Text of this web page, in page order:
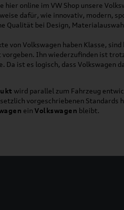
online im VW Shop unsere
dafür, wie innovativ, modern,
Qualität bei Design,
von Volkswagen haben Klasse,
Ihn wiederzufinden ist
ist es logisch, dass Volkswagen
wird parallel zum Fahrzeug
vorgeschriebenen
ein Volkswagen bleibt.